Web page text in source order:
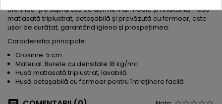
oferindu-ți o suprafață de dormit mai moale și relaxantă. Husa
matlasată triplustrat, detașabilă și prevăzută cu fermoar, este
ușor de curățat, garantând igiena și prospețimea.
Caracteristici principale:
Grosime: 5 cm
Material: Burete cu densitate 18 kg/mc
Husă matlasată triplustrat, lavabilă
Husă detașabilă cu fermoar pentru întreținere facilă